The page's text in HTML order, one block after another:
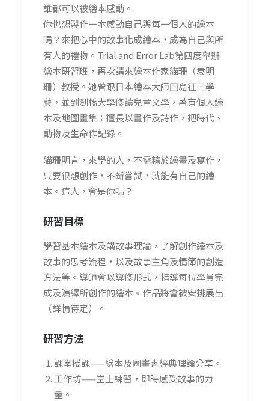
誰都可以被繪本感動。
你也想製作一本感動自己與每一個人的繪本
嗎？來把心中的故事化成繪本，成為自己與所
有人的禮物。Trial and Error Lab第四度舉辦
繪本研習班，再次請來繪本作家貓珊（袁明
珊）教授。她曾跟日本繪本大師田島征三學
藝，並到劍橋大學修讀兒童文學，著有個人繪
本及地圖畫集；擅長以畫作及詩作，把時代、
動物及生命作記錄。
貓珊明言，來學的人，不需精於繪畫及寫作，
只要很想創作，不斷嘗試，就能有自己的繪
本。這人，會是你嗎？
研習目標
學習基本繪本及講故事理論，了解創作繪本及
故事的思考流程，以及故事主角及情節的創造
方法等。導師會以導修形式，指導每位學員完
成及演繹所創作的繪本。作品將會被安排展出
（詳情待定）。
研習方法
課堂授課——繪本及圖畫書經典理論分享。
工作坊——堂上練習，即時感受故事的力
量。